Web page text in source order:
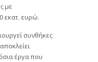
με
εκατ. ευρώ.
συνθήκες
έργα που